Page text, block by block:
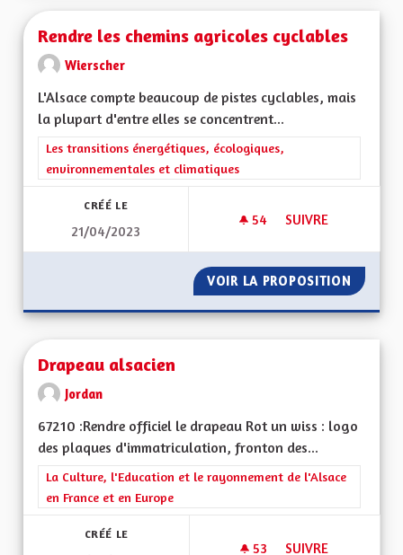
Rendre les chemins agricoles cyclables
Wierscher
L'Alsace compte beaucoup de pistes cyclables, mais
la plupart d'entre elles se concentrent...
Filtrer les résultats de la catégorie : Les transitions
Les transitions énergétiques, écologiques,
environnementales et climatiques
CRÉÉ LE
21/04/2023
54 54 ABONNÉS
SUIVRE
VOIR LA PROPOSITION
Drapeau alsacien
Jordan
67210 :Rendre officiel le drapeau Rot un wiss : logo
des plaques d'immatriculation, fronton des...
Filtrer les résultats de la catégorie : La Culture, l'Education et
La Culture, l'Education et le rayonnement de l'Alsace
en France et en Europe
CRÉÉ LE
53 53 ABONNÉS
SUIVRE